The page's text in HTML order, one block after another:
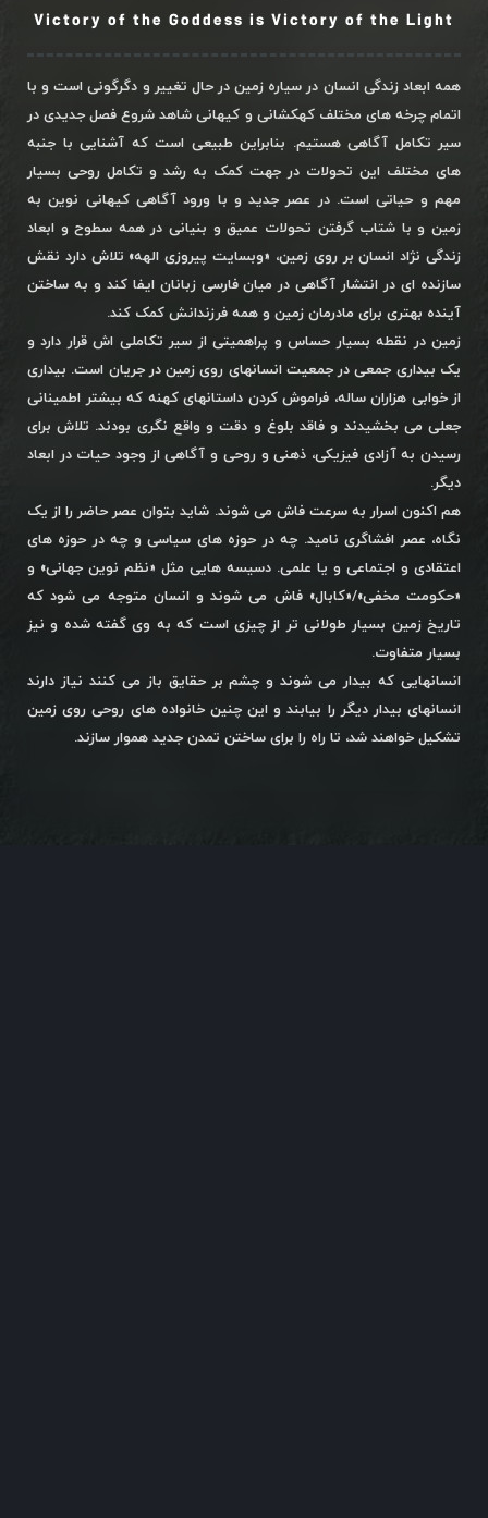
Victory of the Goddess is Victory of the Light
همه ابعاد زندگی انسان در سیاره زمین در حال تغییر و دگرگونی است و با
اتمام چرخه های مختلف کهکشانی و کیهانی شاهد شروع فصل جدیدی در
سیر تکامل آگاهی هستیم. بنابراین طبیعی است که آشنایی با جنبه
های مختلف این تحولات در جهت کمک به رشد و تکامل روحی بسیار
مهم و حیاتی است. در عصر جدید و با ورود آگاهی کیهانی نوین به
زمین و با شتاب گرفتن تحولات عمیق و بنیانی در همه سطوح و ابعاد
زندگی نژاد انسان بر روی زمین، «وبسایت پیروزی الهه» تلاش دارد نقش
سازنده ای در انتشار آگاهی در میان فارسی زبانان ایفا کند و به ساختن
آینده بهتری برای مادرمان زمین و همه فرزندانش کمک کند.
زمین در نقطه بسیار حساس و پراهمیتی از سیر تکاملی اش قرار دارد و
یک بیداری جمعی در جمعیت انسانهای روی زمین در جریان است. بیداری
از خوابی هزاران ساله، فراموش کردن داستانهای کهنه که بیشتر اطمینانی
جعلی می بخشیدند و فاقد بلوغ و دقت و واقع نگری بودند. تلاش برای
رسیدن به آزادی فیزیکی، ذهنی و روحی و آگاهی از وجود حیات در ابعاد
دیگر.
هم اکنون اسرار به سرعت فاش می شوند. شاید بتوان عصر حاضر را از یک
نگاه، عصر افشاگری نامید. چه در حوزه های سیاسی و چه در حوزه های
اعتقادی و اجتماعی و یا علمی. دسیسه هایی مثل «نظم نوین جهانی» و
«حکومت مخفی»/«کابال» فاش می شوند و انسان متوجه می شود که
تاریخ زمین بسیار طولانی تر از چیزی است که به وی گفته شده و نیز
بسیار متفاوت.
انسانهایی که بیدار می شوند و چشم بر حقایق باز می کنند نیاز دارند
انسانهای بیدار دیگر را بیابند و این چنین خانواده های روحی روی زمین
تشکیل خواهند شد، تا راه را برای ساختن تمدن جدید هموار سازند.